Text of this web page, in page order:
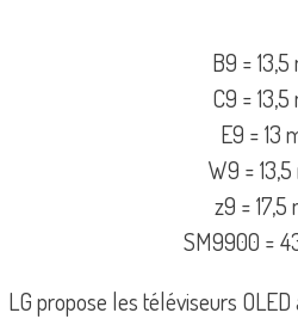
B9 = 13,5
C9 = 13,5
E9 = 13
W9 =
z9 = 17,5
SM9900 =
LG propose les téléviseurs